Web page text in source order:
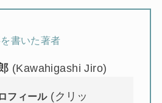
書いた著者
(Kawahigashi Jiro)
フィール(クリッ